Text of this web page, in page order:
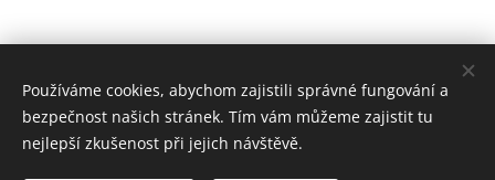
Používáme cookies, abychom zajistili správné fungování a
bezpečnost našich stránek. Tím vám můžeme zajistit tu
nejlepší zkušenost při jejich návštěvě.